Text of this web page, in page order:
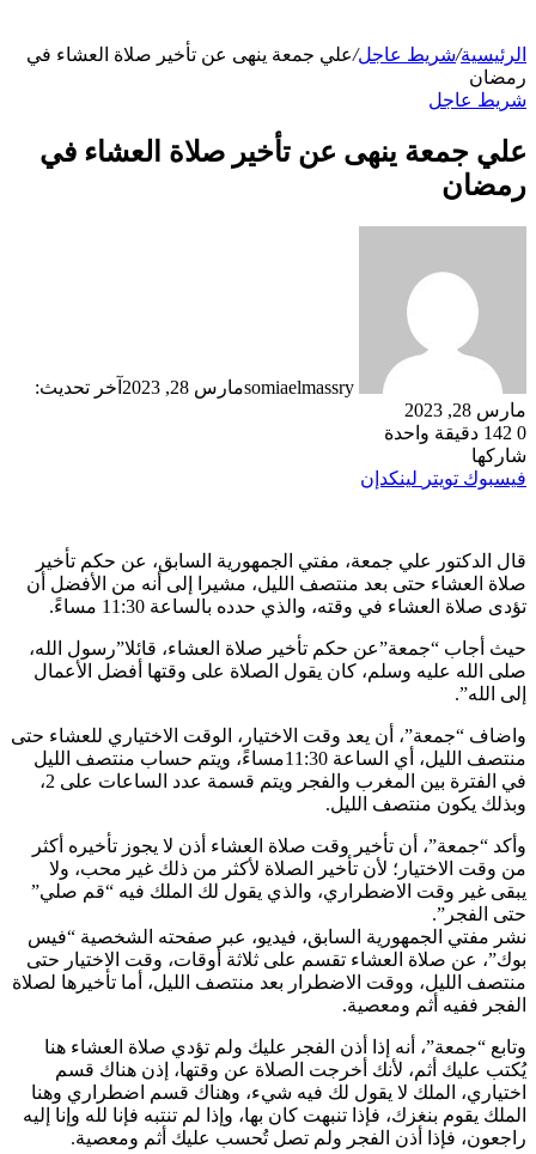
الرئيسية/شريط عاجل/علي جمعة ينهى عن تأخير صلاة العشاء في
رمضان
شريط عاجل
علي جمعة ينهى عن تأخير صلاة العشاء في
رمضان
somiaelmassryمارس 28, 2023
آخر تحديث:
مارس 28, 2023
0
دقيقة واحدة
شاركها
فيسبوك تويتر لينكدإن
قال الدكتور علي جمعة، مفتي الجمهورية السابق، عن حكم تأخير
صلاة العشاء حتى بعد منتصف الليل، مشيرا إلى أنه من الأفضل أن
تؤدى صلاة العشاء في وقته، والذي حدده بالساعة 11:30 مساءً.
حيث أجاب “جمعة”عن حكم تأخير صلاة العشاء، قائلا”رسول الله،
صلى الله عليه وسلم، كان يقول الصلاة على وقتها أفضل الأعمال
إلى الله”.
واضاف “جمعة”، أن يعد وقت الاختيار، الوقت الاختياري للعشاء حتى
منتصف الليل، أي الساعة 11:30مساءً، ويتم حساب منتصف الليل
في الفترة بين المغرب والفجر ويتم قسمة عدد الساعات على 2،
وبذلك يكون منتصف الليل.
وأكد “جمعة”، أن تأخير وقت صلاة العشاء أذن لا يجوز تأخيره أكثر
من وقت الاختيار؛ لأن تأخير الصلاة لأكثر من ذلك غير محب، ولا
يبقى غير وقت الاضطراري، والذي يقول لك الملك فيه “قم صلي”
حتى الفجر”.
نشر مفتي الجمهورية السابق، فيديو، عبر صفحته الشخصية “فيس
بوك”، عن صلاة العشاء تقسم على ثلاثة أوقات، وقت الاختيار حتى
منتصف الليل، ووقت الاضطرار بعد منتصف الليل، أما تأخيرها لصلاة
الفجر ففيه أثم ومعصية.
وتابع “جمعة”، أنه إذا أذن الفجر عليك ولم تؤدي صلاة العشاء هنا
يُكتب عليك أثم، لأنك أخرجت الصلاة عن وقتها، إذن هناك قسم
اختياري، الملك لا يقول لك فيه شيء، وهناك قسم اضطراري وهنا
الملك يقوم بنغزك، فإذا تنبهت كان بها، وإذا لم تنتبه فإنا لله وإنا إليه
راجعون، فإذا أذن الفجر ولم تصل تُحسب عليك أثم ومعصية.